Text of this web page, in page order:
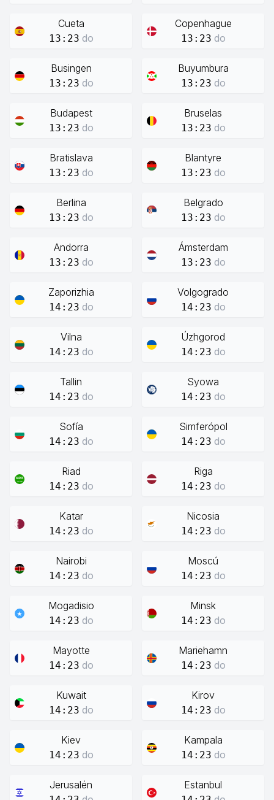
Cueta
13:23 do
Copenhague
13:23 do
Busingen
13:23 do
Buyumbura
13:23 do
Budapest
13:23 do
Bruselas
13:23 do
Bratislava
13:23 do
Blantyre
13:23 do
Berlina
13:23 do
Belgrado
13:23 do
Andorra
13:23 do
Ámsterdam
13:23 do
Zaporizhia
14:23 do
Volgogrado
14:23 do
Vilna
14:23 do
Úzhgorod
14:23 do
Tallin
14:23 do
Syowa
14:23 do
Sofía
14:23 do
Simferópol
14:23 do
Riad
14:23 do
Riga
14:23 do
Katar
14:23 do
Nicosia
14:23 do
Nairobi
14:23 do
Moscú
14:23 do
Mogadisio
14:23 do
Minsk
14:23 do
Mayotte
14:23 do
Mariehamn
14:23 do
Kuwait
14:23 do
Kirov
14:23 do
Kiev
14:23 do
Kampala
14:23 do
Jerusalén Estanbul